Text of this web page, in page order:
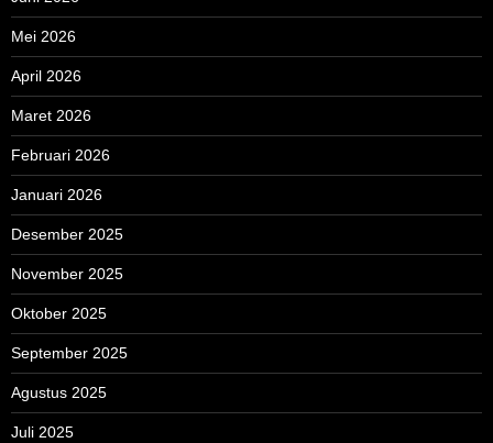
Mei 2026
April 2026
Maret 2026
Februari 2026
Januari 2026
Desember 2025
November 2025
Oktober 2025
September 2025
Agustus 2025
Juli 2025